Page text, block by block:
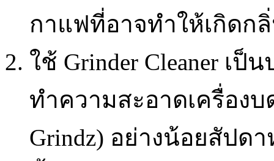
กาแฟที่อาจทำให้เกิดก
ใช้ Grinder Cleaner เ
ทำความสะอาดเครื่อง
Grindz) อย่างน้อยสัปด